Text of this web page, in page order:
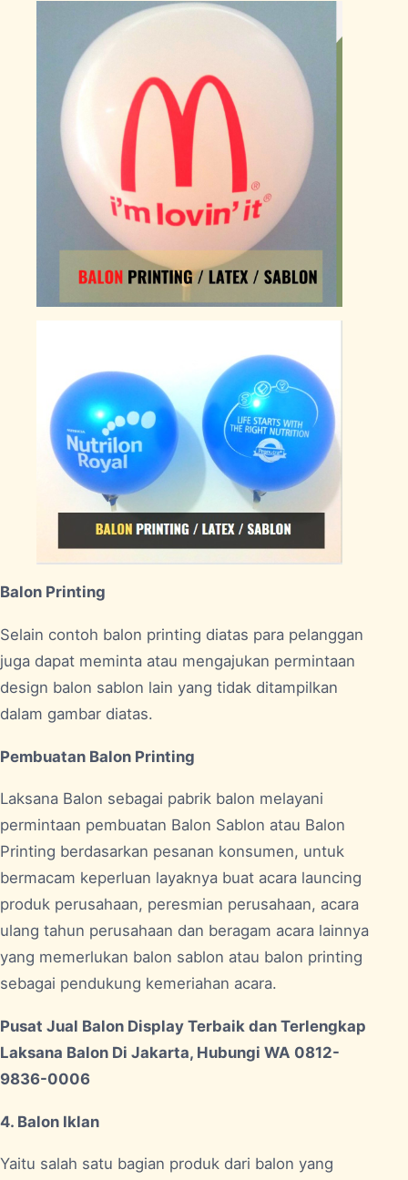
Balon Printing
Selain contoh balon printing diatas para pelanggan
juga dapat meminta atau mengajukan permintaan
design balon sablon lain yang tidak ditampilkan
dalam gambar diatas.
Pembuatan Balon Printing
Laksana Balon sebagai pabrik balon melayani
permintaan pembuatan Balon Sablon atau Balon
Printing berdasarkan pesanan konsumen, untuk
bermacam keperluan layaknya buat acara launcing
produk perusahaan, peresmian perusahaan, acara
ulang tahun perusahaan dan beragam acara lainnya
yang memerlukan balon sablon atau balon printing
sebagai pendukung kemeriahan acara.
Pusat Jual Balon Display Terbaik dan Terlengkap
Laksana Balon Di Jakarta, Hubungi WA 0812-
9836-0006
4. Balon Iklan
Yaitu salah satu bagian produk dari balon yang